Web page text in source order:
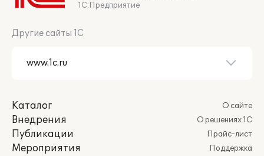
1С:Предприятие
Другие сайты 1С
Каталог
Внедрения
Публикации
Мероприятия
О сайте
О решениях 1С
Прайс-лист
Поддержка